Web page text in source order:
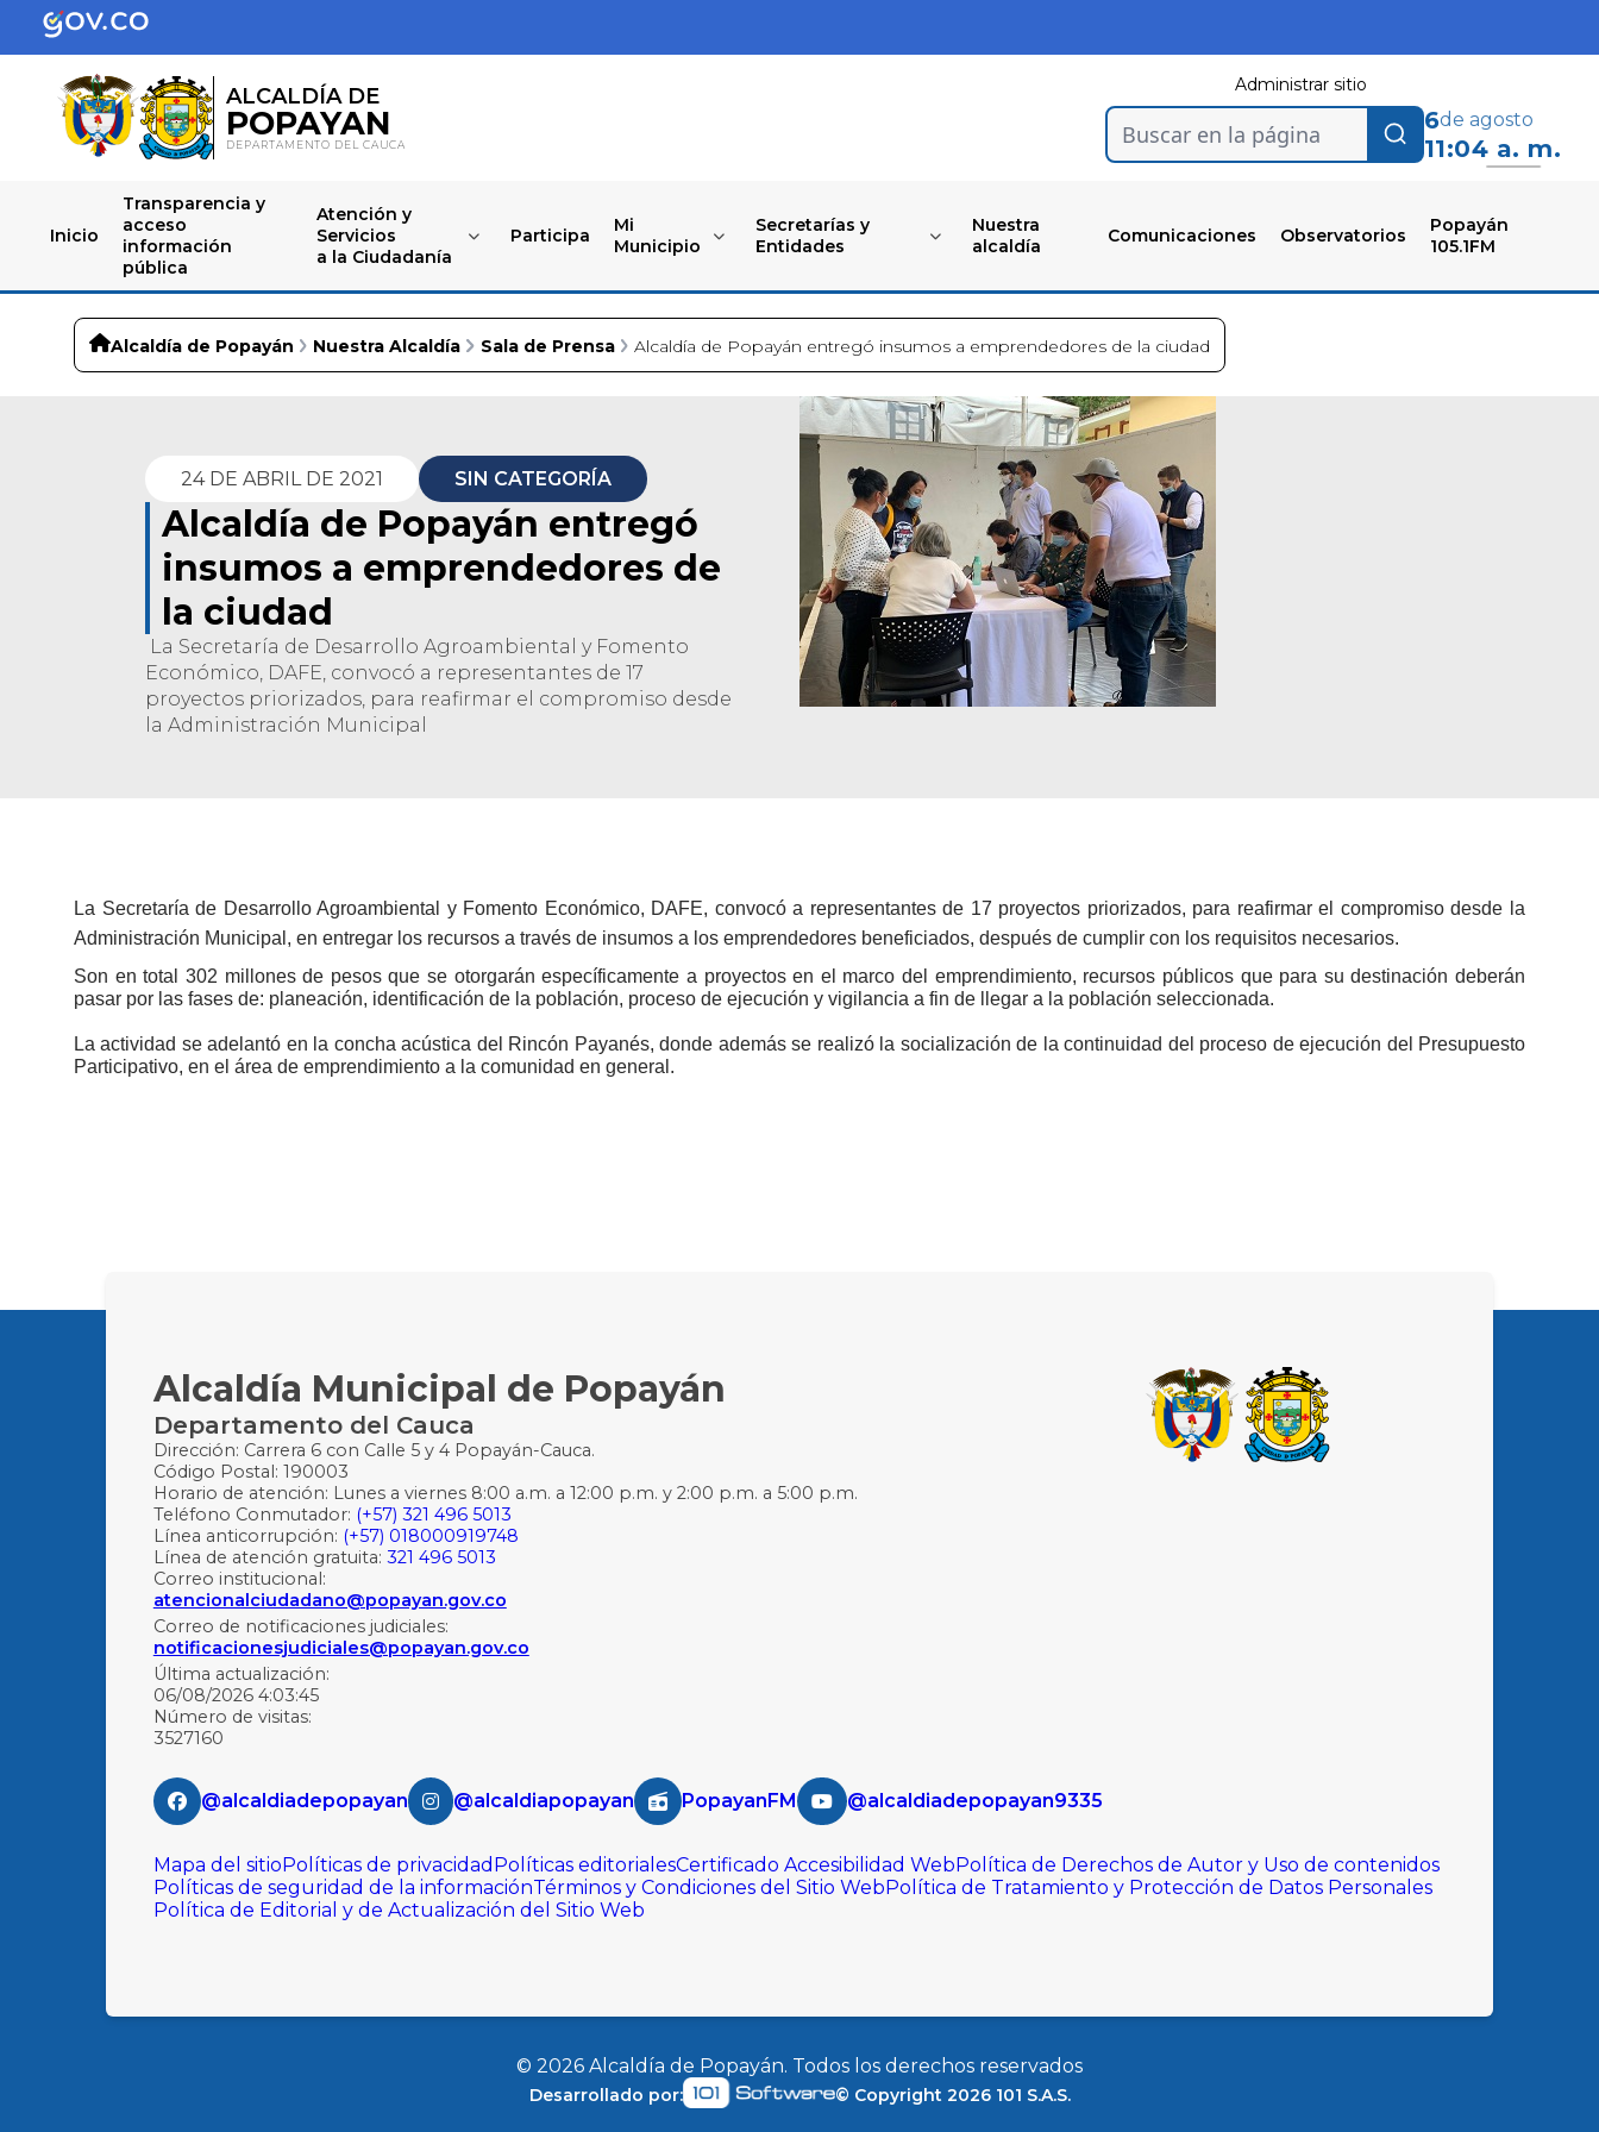
ALCALDÍA DE
POPAYAN
DEPARTAMENTO DEL CAUCA
Administrar sitio
Buscar en la página 6de agosto
11:04 a. m.
Inicio
Transparencia y
acceso
información
pública
Atención y
Servicios
a la Ciudadanía
Participa
Mi
Municipio
Secretarías y
Entidades
Nuestra
alcaldía
Comunicaciones Observatorios
Popayán
105.1FM
Alcaldía de Popayán Nuestra Alcaldía Sala de Prensa Alcaldía de Popayán entregó insumos a emprendedores de la ciudad
24 DE ABRIL DE 2021 SIN CATEGORÍA
Alcaldía de Popayán entregó
insumos a emprendedores de
la ciudad
La Secretaría de Desarrollo Agroambiental y Fomento
Económico, DAFE, convocó a representantes de 17
proyectos priorizados, para reafirmar el compromiso desde
la Administración Municipal
La Secretaría de Desarrollo Agroambiental y Fomento Económico, DAFE, convocó a representantes de 17 proyectos priorizados, para reafirmar el compromiso desde la
Administración Municipal, en entregar los recursos a través de insumos a los emprendedores beneficiados, después de cumplir con los requisitos necesarios.
Son en total 302 millones de pesos que se otorgarán específicamente a proyectos en el marco del emprendimiento, recursos públicos que para su destinación deberán
pasar por las fases de: planeación, identificación de la población, proceso de ejecución y vigilancia a fin de llegar a la población seleccionada.
La actividad se adelantó en la concha acústica del Rincón Payanés, donde además se realizó la socialización de la continuidad del proceso de ejecución del Presupuesto
Participativo, en el área de emprendimiento a la comunidad en general.​
Alcaldía Municipal de Popayán
Departamento del Cauca
Dirección: Carrera 6 con Calle 5 y 4 Popayán-Cauca.
Código Postal: 190003
Horario de atención: Lunes a viernes 8:00 a.m. a 12:00 p.m. y 2:00 p.m. a 5:00 p.m.
Teléfono Conmutador: (+57) 321 496 5013
Línea anticorrupción: (+57) 018000919748
Línea de atención gratuita: 321 496 5013
Correo institucional:
atencionalciudadano@popayan.gov.co
Correo de notificaciones judiciales:
notificacionesjudiciales@popayan.gov.co
Última actualización:
06/08/2026 4:03:45
Número de visitas:
3527160
@alcaldiadepopayan @alcaldiapopayan PopayanFM @alcaldiadepopayan9335
Mapa del sitioPolíticas de privacidad Políticas editorialesCertificado Accesibilidad WebPolítica de Derechos de Autor y Uso de contenidos
Políticas de seguridad de la informaciónTérminos y Condiciones del Sitio WebPolítica de Tratamiento y Protección de Datos Personales
Política de Editorial y de Actualización del Sitio Web
© 2026 Alcaldía de Popayán. Todos los derechos reservados
Desarrollado por: © Copyright 2026101 S.A.S.